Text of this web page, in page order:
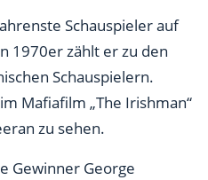
Schauspieler auf
1970er zählt er zu den
Schauspielern.
Mafiafilm „The Irishman“
zu sehen.
Gewinner George